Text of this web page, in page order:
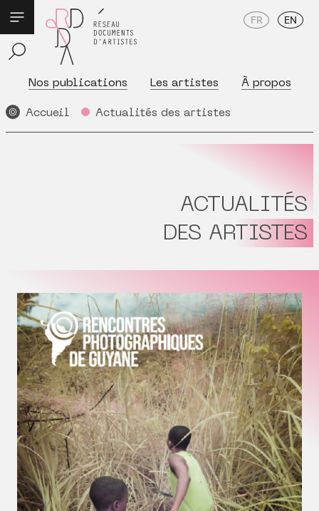
Nos publications Les artistes À propos
FR EN
Accueil Actualités des artistes
ACTUALITÉS
DES ARTISTES